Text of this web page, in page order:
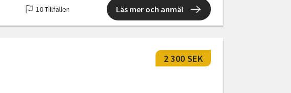
10 Tillfällen Läs mer och anmäl
2 300 SEK